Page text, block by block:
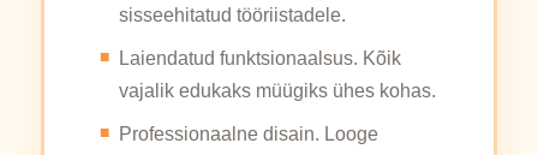
sisseehitatud tööriistadele.
Laiendatud funktsionaalsus. Kõik
vajalik edukaks müügiks ühes kohas.
Professionaalne disain. Looge